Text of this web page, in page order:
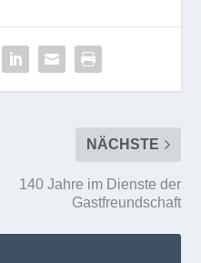
NÄCHSTE
140 Jahre im Dienste der
Gastfreundschaft